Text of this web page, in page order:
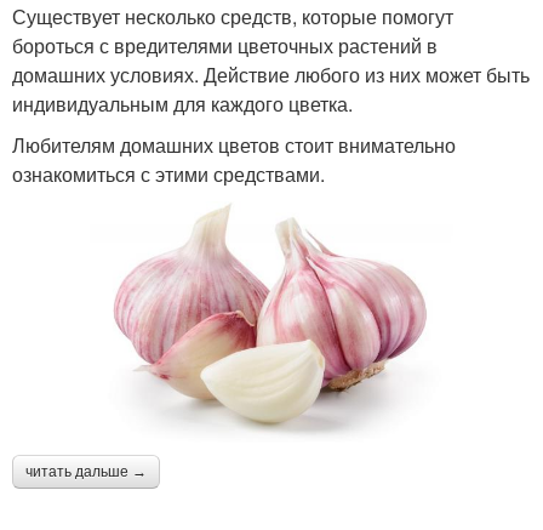
Существует несколько средств, которые помогут
бороться с вредителями цветочных растений в
домашних условиях. Действие любого из них может быть
индивидуальным для каждого цветка.
Любителям домашних цветов стоит внимательно
ознакомиться с этими средствами.
читать дальше →